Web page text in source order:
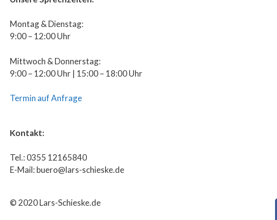
Montag & Dienstag:
9:00 – 12:00 Uhr
Mittwoch & Donnerstag:
9:00 – 12:00 Uhr | 15:00 – 18:00 Uhr
Termin auf Anfrage
Kontakt:
Tel.: 0355 12165840
E-Mail: buero@lars-schieske.de
© 2020 Lars-Schieske.de